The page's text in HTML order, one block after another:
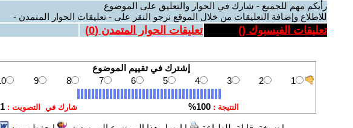
رأيكم مهم للجميع - شارك في الحوار والتعليق على الموضوع
للاطلاع وإضافة التعليقات من خلال الموقع نرجو النقر على - تعليقات الحوار المتمدن -
تعليقات الفيسبوك () تعليقات الحوار المتمدن (0
)